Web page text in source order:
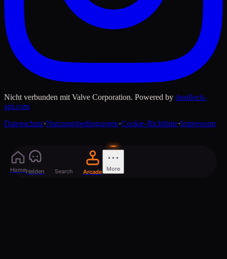
Nicht verbunden mit Valve Corporation. Powered by deadlock-
api.com
Datenschutz·Nutzungsbedingungen·Cookie-Richtlinie·Impressum
HomeHelden Search Arcade More